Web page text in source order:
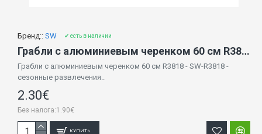
Бренд:: SW ✔ есть в наличии
Грабли с алюминиевым черенком 60 cм R3818
Грабли с алюминиевым черенком 60 cм R3818 - SW-R3818 -
сезонные развлечения..
2.30€
Без налога:1.90€
КУПИТЬ